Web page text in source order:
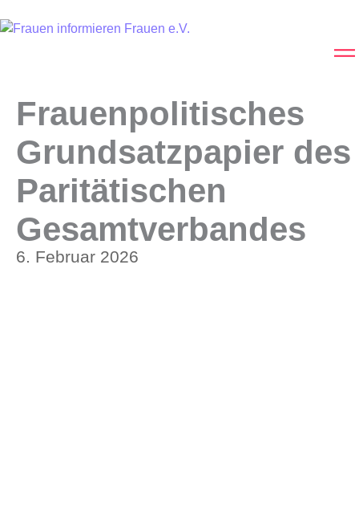
Frauenpolitisches
Grundsatzpapier des
Paritätischen
Gesamtverbandes
6. Februar 2026